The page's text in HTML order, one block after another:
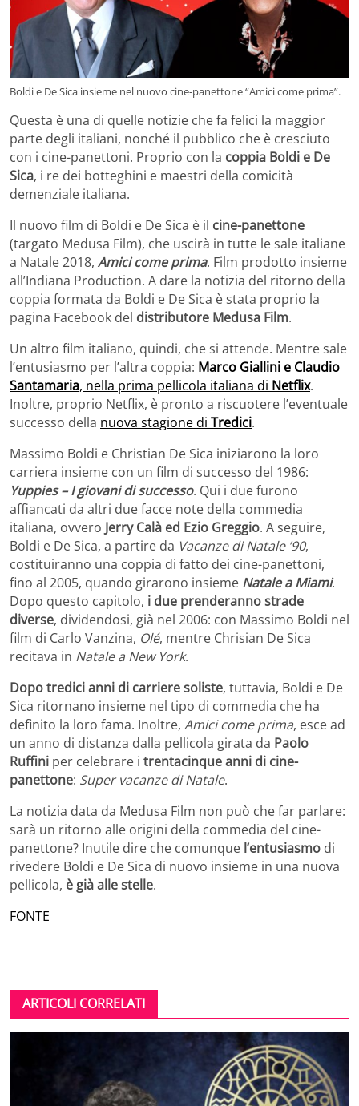
Boldi e De Sica insieme nel nuovo cine-panettone “Amici come prima”.
Questa è una di quelle notizie che fa felici la maggior
parte degli italiani, nonché il pubblico che è cresciuto
con i cine-panettoni. Proprio con la coppia Boldi e De
Sica, i re dei botteghini e maestri della comicità
demenziale italiana.
Il nuovo film di Boldi e De Sica è il cine-panettone
(targato Medusa Film), che uscirà in tutte le sale italiane
a Natale 2018, Amici come prima. Film prodotto insieme
all’Indiana Production. A dare la notizia del ritorno della
coppia formata da Boldi e De Sica è stata proprio la
pagina Facebook del distributore Medusa Film.
Un altro film italiano, quindi, che si attende. Mentre sale
l’entusiasmo per l’altra coppia: Marco Giallini e Claudio
Santamaria, nella prima pellicola italiana di Netflix.
Inoltre, proprio Netflix, è pronto a riscuotere l’eventuale
successo della nuova stagione di Tredici.
Massimo Boldi e Christian De Sica iniziarono la loro
carriera insieme con un film di successo del 1986:
Yuppies – I giovani di successo. Qui i due furono
affiancati da altri due facce note della commedia
italiana, ovvero Jerry Calà ed Ezio Greggio. A seguire,
Boldi e De Sica, a partire da Vacanze di Natale ’90,
costituiranno una coppia di fatto dei cine-panettoni,
fino al 2005, quando girarono insieme Natale a Miami.
Dopo questo capitolo, i due prenderanno strade
diverse, dividendosi, già nel 2006: con Massimo Boldi nel
film di Carlo Vanzina, Olé, mentre Chrisian De Sica
recitava in Natale a New York.
Dopo tredici anni di carriere soliste, tuttavia, Boldi e De
Sica ritornano insieme nel tipo di commedia che ha
definito la loro fama. Inoltre, Amici come prima, esce ad
un anno di distanza dalla pellicola girata da Paolo
Ruffini per celebrare i trentacinque anni di cine-
panettone: Super vacanze di Natale.
La notizia data da Medusa Film non può che far parlare:
sarà un ritorno alle origini della commedia del cine-
panettone? Inutile dire che comunque l’entusiasmo di
rivedere Boldi e De Sica di nuovo insieme in una nuova
pellicola, è già alle stelle.
FONTE
ARTICOLI CORRELATI